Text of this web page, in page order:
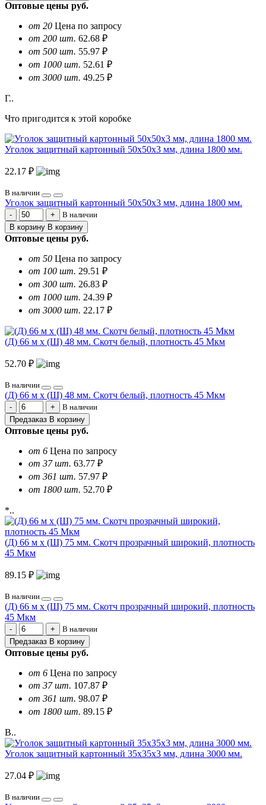
Оптовые цены руб.
от 20 Цена по запросу
от 200 шт. 62.68 ₽
от 500 шт. 55.97 ₽
от 1000 шт. 52.61 ₽
от 3000 шт. 49.25 ₽
Г..
Что пригодится к этой коробке
Уголок защитный картонный 50х50х3 мм, длина 1800 мм.
22.17 ₽
В наличии
Уголок защитный картонный 50х50х3 мм, длина 1800 мм.
В наличии
В корзину В корзину
Оптовые цены руб.
от 50 Цена по запросу
от 100 шт. 29.51 ₽
от 300 шт. 26.83 ₽
от 1000 шт. 24.39 ₽
от 3000 шт. 22.17 ₽
(Д) 66 м х (Ш) 48 мм. Скотч белый, плотность 45 Мкм
52.70 ₽
В наличии
(Д) 66 м х (Ш) 48 мм. Скотч белый, плотность 45 Мкм
В наличии
Предзаказ В корзину
Оптовые цены руб.
от 6 Цена по запросу
от 37 шт. 63.77 ₽
от 361 шт. 57.97 ₽
от 1800 шт. 52.70 ₽
*..
(Д) 66 м х (Ш) 75 мм. Скотч прозрачный широкий, плотность
45 Мкм
89.15 ₽
В наличии
(Д) 66 м х (Ш) 75 мм. Скотч прозрачный широкий, плотность
45 Мкм
В наличии
Предзаказ В корзину
Оптовые цены руб.
от 6 Цена по запросу
от 37 шт. 107.87 ₽
от 361 шт. 98.07 ₽
от 1800 шт. 89.15 ₽
В..
Уголок защитный картонный 35х35х3 мм, длина 3000 мм.
27.04 ₽
В наличии